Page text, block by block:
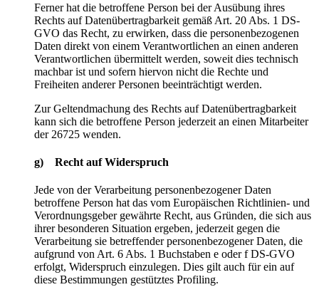
Ferner hat die betroffene Person bei der Ausübung ihres
Rechts auf Datenübertragbarkeit gemäß Art. 20 Abs. 1 DS-
GVO das Recht, zu erwirken, dass die personenbezogenen
Daten direkt von einem Verantwortlichen an einen anderen
Verantwortlichen übermittelt werden, soweit dies technisch
machbar ist und sofern hiervon nicht die Rechte und
Freiheiten anderer Personen beeinträchtigt werden.
Zur Geltendmachung des Rechts auf Datenübertragbarkeit
kann sich die betroffene Person jederzeit an einen Mitarbeiter
der 26725 wenden.
g) Recht auf Widerspruch
Jede von der Verarbeitung personenbezogener Daten
betroffene Person hat das vom Europäischen Richtlinien- und
Verordnungsgeber gewährte Recht, aus Gründen, die sich aus
ihrer besonderen Situation ergeben, jederzeit gegen die
Verarbeitung sie betreffender personenbezogener Daten, die
aufgrund von Art. 6 Abs. 1 Buchstaben e oder f DS-GVO
erfolgt, Widerspruch einzulegen. Dies gilt auch für ein auf
diese Bestimmungen gestütztes Profiling.